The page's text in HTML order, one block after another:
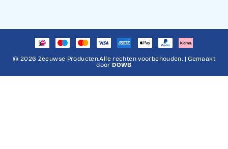
© 2026 Zeeuwse Producten.Alle rechten voorbehouden. | Gemaakt
doorDOWB